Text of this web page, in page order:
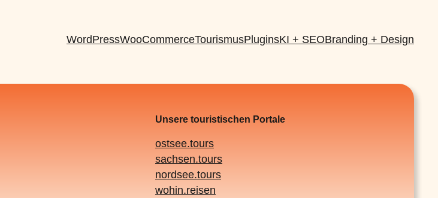
WordPressWooCommerceTourismusPluginsKI + SEOBranding + Design
Unsere touristischen Portale
ostsee.tours
sachsen.tours
nordsee.tours
wohin.reisen